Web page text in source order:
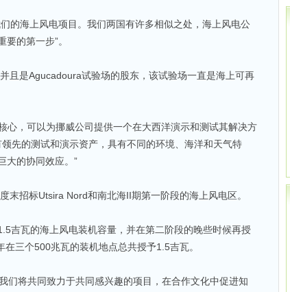
的海上风电项目。我们两国有许多相似之处，海上风电公
的第一步”。
且是Agucadoura试验场的股东，该试验场一直是海上可再
心，可以为挪威公司提供一个在大西洋演示和测试其解决方
先的测试和演示资产，具有不同的环境、海洋和天气特
大的协同效应。”
末招标Utsira Nord和南北海II期第一阶段的海上风电区。
吉瓦的海上风电装机容量，并在第二阶段的晚些时候再授
三个500兆瓦的装机地点总共授予1.5吉瓦。
们将共同致力于共同感兴趣的项目，在合作文化中促进知